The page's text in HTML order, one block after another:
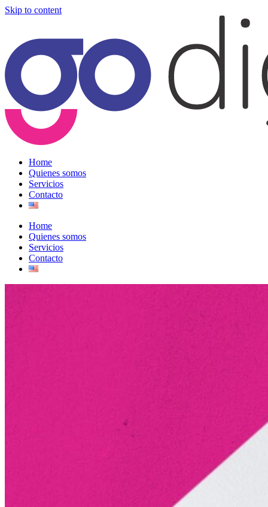
Skip to content
Home
Quienes somos
Servicios
Contacto
Home
Quienes somos
Servicios
Contacto